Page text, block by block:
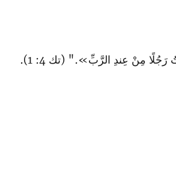
مِنْ عِندِ الرَّبِّ»." (تك 4: 1).